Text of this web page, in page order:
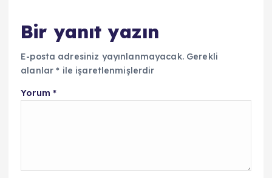
Bir yanıt yazın
E-posta adresiniz yayınlanmayacak. Gerekli
alanlar* ile işaretlenmişlerdir
Yorum *